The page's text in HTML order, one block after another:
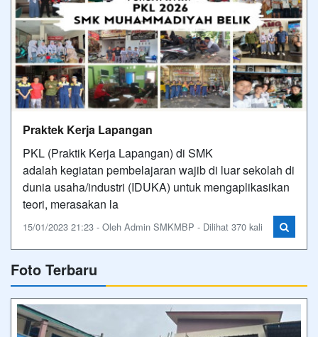
Praktek Kerja Lapangan
PKL (Praktik Kerja Lapangan) di SMK
adalah kegiatan pembelajaran wajib di luar sekolah di
dunia usaha/industri (IDUKA) untuk mengaplikasikan
teori, merasakan la
15/01/2023 21:23 - Oleh Admin SMKMBP - Dilihat 370 kali
Foto Terbaru